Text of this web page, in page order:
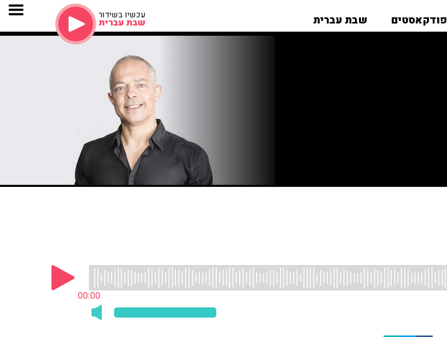
פודקאסטים שבת עברית עכשיו בשידור
שבת עברית
00:00